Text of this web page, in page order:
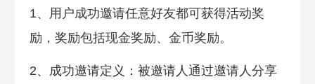
1、用户成功邀请任意好友都可获得活动奖
励，奖励包括现金奖励、金币奖励。
2、成功邀请定义：被邀请人通过邀请人分享